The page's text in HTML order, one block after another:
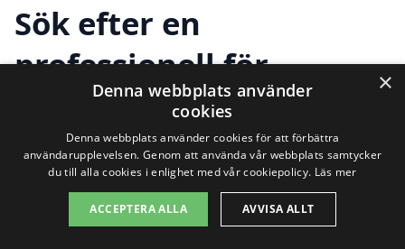
Sök efter en
professionell för
snöskottning i andra
städer nära
Malmberget östra
×
Denna webbplats använder
cookies
Denna webbplats använder cookies för att förbättra
användarupplevelsen. Genom att använda vår webbplats samtycker
du till alla cookies i enlighet med vår cookiepolicy. Läs mer
ACCEPTERA ALLA AVVISA ALLT